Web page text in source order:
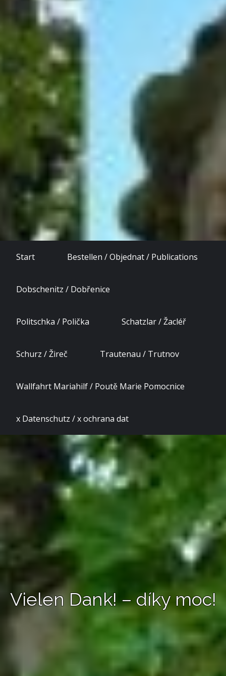
Start Bestellen / Objednat / Publications
Dobschenitz / Dobřenice
Politschka / Polička Schatzlar / Žacléř
Schurz / Žireč Trautenau / Trutnov
Wallfahrt Mariahilf / Poutě Marie Pomocnice
x Datenschutz / x ochrana dat
Vielen Dank! – díky moc!